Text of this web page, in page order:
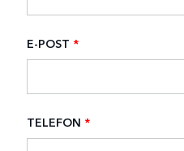
E-POST *
TELEFON *